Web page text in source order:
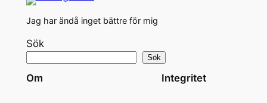
Jag har ändå inget bättre för mig
Sök
Sök
Om Integritet